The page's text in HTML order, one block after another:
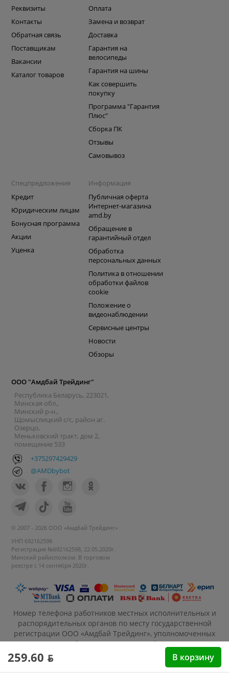
259.60 ƃ В корзину
Реквизиты
Контакты
Обратная связь
Поставщикам
Вакансии
Каталог товаров
Оплата
Замена и возврат
Доставка
Гарантия на
велосипеды
Гарантия на шины
Как совершить
покупку
Программа "Гарантия
Плюс"
Сборка ПК
Отзывы
Самовывоз
Спецпредложения
Кредит
Юридическим лицам
Бонусная программа
Акции
Уценка
Информация
Публичная оферта
Интернет-магазина
amd.by
Обращение в
гарантийный отдел
Обработка
персональных данных
Политика в отношении
обработки файлов
cookie
Положение о
видеонаблюдении
Сервисные центры
Новости
Обзоры
ООО "Амдбай Трейдинг"
Республика Беларусь, 223021,
Минская обл.,
Минский р-н.,
Щомыслицкий с/с, район аг.
Озерцо,
Меньковский тракт, дом 2,
помещение 533
+375297429429
@AMDbybot
© 2007 - 2026 ООО «Амдбай Трейдинг»
УНП 692162598
Регистрация №692162598, 22.05.2020г.
Минский райисполком. В торговом
реестре с 14 сентября 2020г.
Номер телефона работников местных исполнительных и
распорядительных органов по месту государственной
регистрации ООО «Амдбай Трейдинг», уполномоченных
рассматривать обращения покупателей: +375 17 270-35-
26, Руководитель отдела: Макриденко Ирина